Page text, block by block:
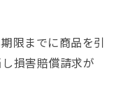
限までに商品を引
損害賠償請求が